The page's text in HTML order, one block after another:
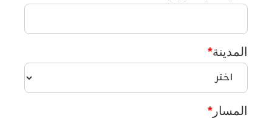
المدينة*
المسار *